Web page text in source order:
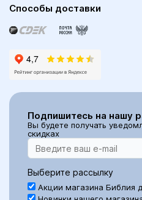
Способы доставки
Подпишитесь на нашу
Вы будете получать
скидках
Выберите рассылку
Акции магазина Библия